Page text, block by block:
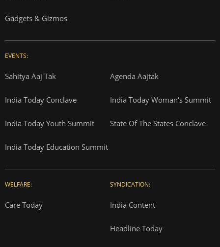
Gadgets & Gizmos
EVENTS:
Sahitya Aaj Tak Agenda Aajtak
India Today Conclave India Today Woman's Summit
India Today Youth Summit State Of The States Conclave
India Today Education Summit
WELFARE:
Care Today
SYNDICATION:
India Content
Headline Today